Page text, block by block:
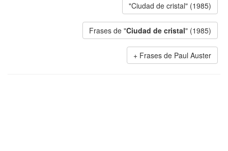
"Ciudad de cristal" (1985)
Frases de "Ciudad de cristal" (1985)
Frases de Paul Auster